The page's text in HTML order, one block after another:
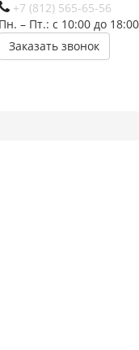
+7 (812) 565-65-56
Пн. – Пт.: с 10:00 до 18:00
Заказать звонок